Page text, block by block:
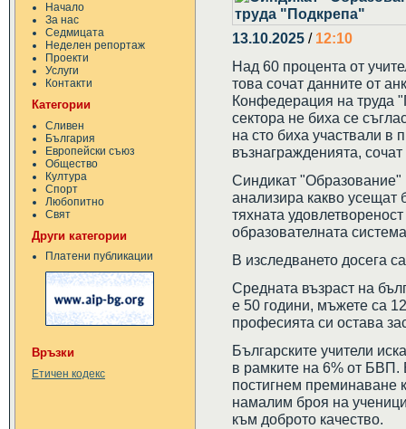
Начало
За нас
Седмицата
Неделен репортаж
Проекти
Услуги
Контакти
Категории
Сливен
България
Европейски съюз
Общество
Култура
Спорт
Любопитно
Свят
Други категории
Платени публикации
Връзки
Етичен кодекс
13.10.2025 / 12:10
Над 60 процента от
това сочат данните от
Конфедерация на труда
сектора не биха се
на сто биха участвали в
възнагражденията,
Синдикат
анализира какво усещат
тяхната
образователната
В изследването досега
Средната възраст на
е 50 години, мъжете са
професията си остава
Българските учители
в рамките на 6% от
постигнем
намалим броя на
към доброто качество.